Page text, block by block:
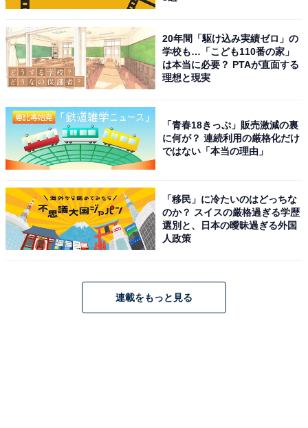
20年間「駆け込み実績ゼロ」の
学校も…「こども110番の家」
は本当に必要？ PTAが直面する
理想と現実
「青春18きっぷ」販売激減の裏
に何が？ 連続利用の厳格化だけ
ではない「本当の理由」
「移民」に冷たいのはどっちな
のか？ スイスの厳格過ぎる学歴
選別と、日本の曖昧過ぎる外国
人政策
連載をもっと見る